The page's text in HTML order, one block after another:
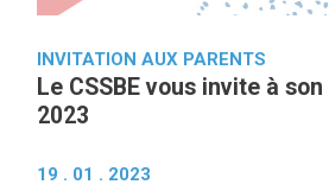
INVITATION AUX PARENTS
Le CSSBE vous invite à
2023
19 . 01 . 2023